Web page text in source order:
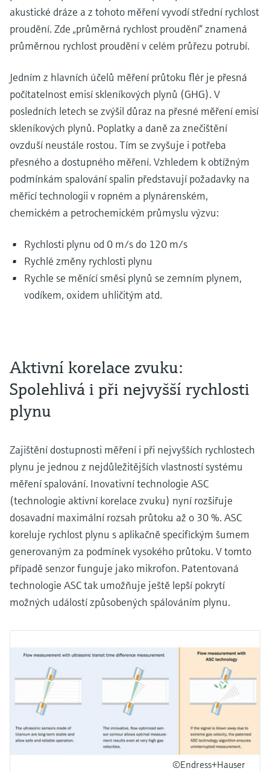
akustické dráze a z tohoto měření vyvodí střední rychlost
proudění. Zde „průměrná rychlost proudění“ znamená
průměrnou rychlost proudění v celém průřezu potrubí.
Jedním z hlavních účelů měření průtoku flér je přesná
počítatelnost emisí skleníkových plynů (GHG). V
posledních letech se zvýšil důraz na přesné měření emisí
skleníkových plynů. Poplatky a daně za znečištění
ovzduší neustále rostou. Tím se zvyšuje i potřeba
přesného a dostupného měření. Vzhledem k obtížným
podmínkám spalování spalin představují požadavky na
měřicí technologii v ropném a plynárenském,
chemickém a petrochemickém průmyslu výzvu:
Rychlosti plynu od 0 m/s do 120 m/s
Rychlé změny rychlosti plynu
Rychle se měnící směsi plynů se zemním plynem,
vodíkem, oxidem uhličitým atd.
Aktivní korelace zvuku:
Spolehlivá i při nejvyšší rychlosti
plynu
Zajištění dostupnosti měření i při nejvyšších rychlostech
plynu je jednou z nejdůležitějších vlastností systému
měření spalování. Inovativní technologie ASC
(technologie aktivní korelace zvuku) nyní rozšiřuje
dosavadní maximální rozsah průtoku až o 30 %. ASC
koreluje rychlost plynu s aplikačně specifickým šumem
generovaným za podmínek vysokého průtoku. V tomto
případě senzor funguje jako mikrofon. Patentovaná
technologie ASC tak umožňuje ještě lepší pokrytí
možných událostí způsobených spálováním plynu.
©Endress+Hauser